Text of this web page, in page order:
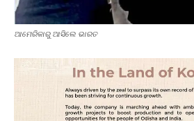
ଆମେରିକାରୁ ଆସିଲେ ଭାରତ